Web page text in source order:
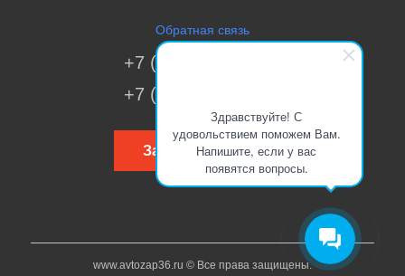
Здравствуйте! С
удовольствием поможем Вам.
Напишите, если у вас
появятся вопросы.
Обратная связь
+7 (473) 269-41-51
+7 (473) 200-70-00
Заказать звонок
www.avtozap36.ru © Все права защищены.